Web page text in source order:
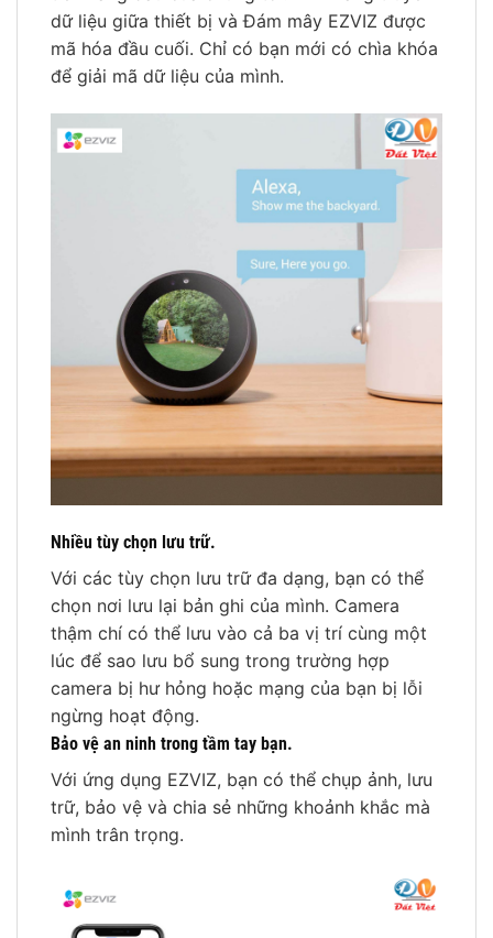
dữ liệu giữa thiết bị và Đám mây EZVIZ được
mã hóa đầu cuối. Chỉ có bạn mới có chìa khóa
để giải mã dữ liệu của mình.
Nhiều tùy chọn lưu trữ.
Với các tùy chọn lưu trữ đa dạng, bạn có thể
chọn nơi lưu lại bản ghi của mình. Camera
thậm chí có thể lưu vào cả ba vị trí cùng một
lúc để sao lưu bổ sung trong trường hợp
camera bị hư hỏng hoặc mạng của bạn bị lỗi
ngừng hoạt động.
Bảo vệ an ninh trong tầm tay bạn.
Với ứng dụng EZVIZ, bạn có thể chụp ảnh, lưu
trữ, bảo vệ và chia sẻ những khoảnh khắc mà
mình trân trọng.